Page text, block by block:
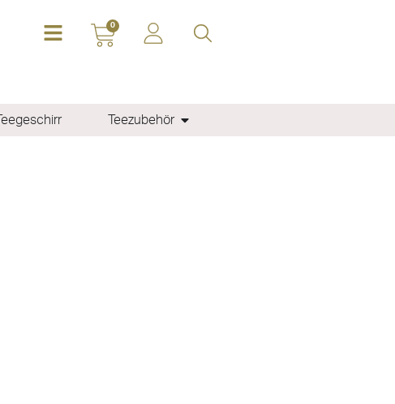
0
Teegeschirr Teezubehör